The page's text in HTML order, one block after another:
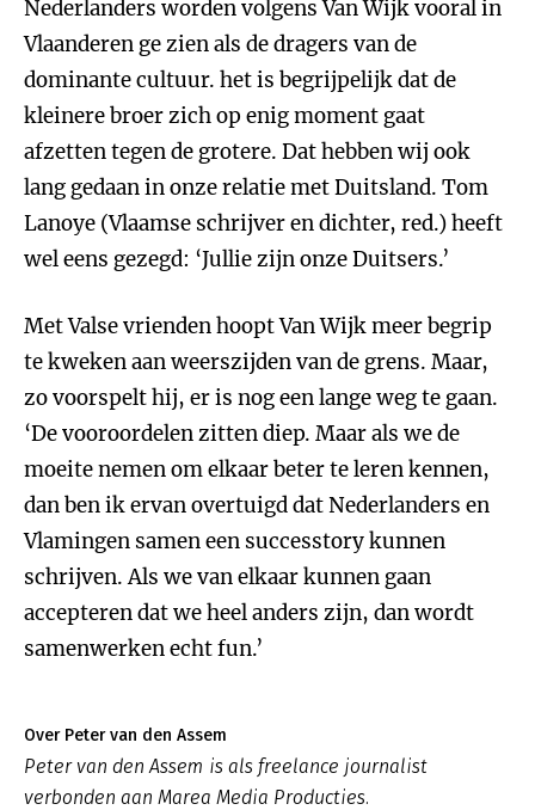
Nederlanders worden volgens Van Wijk vooral in
Vlaanderen ge zien als de dragers van de
dominante cultuur. het is begrijpelijk dat de
kleinere broer zich op enig moment gaat
afzetten tegen de grotere. Dat hebben wij ook
lang gedaan in onze relatie met Duitsland. Tom
Lanoye (Vlaamse schrijver en dichter, red.) heeft
wel eens gezegd: ‘Jullie zijn onze Duitsers.’
Met Valse vrienden hoopt Van Wijk meer begrip
te kweken aan weerszijden van de grens. Maar,
zo voorspelt hij, er is nog een lange weg te gaan.
‘De vooroordelen zitten diep. Maar als we de
moeite nemen om elkaar beter te leren kennen,
dan ben ik ervan overtuigd dat Nederlanders en
Vlamingen samen een successtory kunnen
schrijven. Als we van elkaar kunnen gaan
accepteren dat we heel anders zijn, dan wordt
samenwerken echt fun.’
Over Peter van den Assem
Peter van den Assem is als freelance journalist
verbonden aan Marea Media Producties.